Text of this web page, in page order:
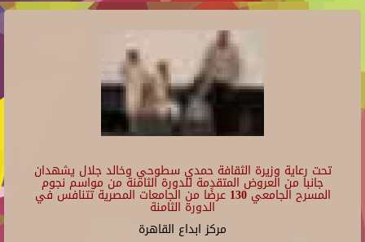
تحت رعاية وزيرة الثقافة حمدي سطوحي وخالد جلال يشهدان
جانبا من العروض المتقدمة للدورة الثامنة من مواسم نجوم
المسرح الجامعي 130 عرضًا من الجامعات المصرية تتنافس في
الدورة الثامنة
مركز ابداع القاهرة